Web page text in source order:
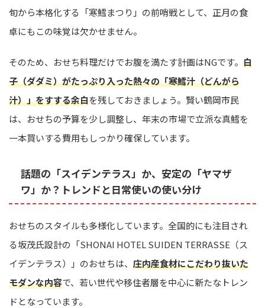
旬から本格化する「寒鱈まつり」の前哨戦として、正月の食
卓にもこの味覚は欠かせません。
そのため、おせち料理だけでお腹を満たす計画はNGです。 白
子（ダダミ）がたっぷり入った熱々の「寒鱈汁（どんがら
汁）」をすする余白を残しておきましょう。賢い鶴岡市民
は、おせちの予算を少し調整し、年末の市場で立派な真鱈を
一本買いする費用もしっかり確保しています。
話題の「スイデンテラス」か、安定の「ヤマザ
ワ」か？トレンドと日常使いの使い分け
おせちのスタイルも多様化しています。全国的にも注目され
る坂茂氏設計の「SHONAI HOTEL SUIDEN TERRASSE（ス
イデンテラス）」のおせちは、 庄内産食材にこだわり抜いた
モダンな内容で、若い世代や移住者層を中心に新たなトレン
ドとなっています。